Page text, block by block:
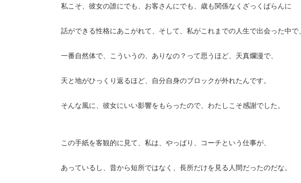
私こそ、彼女の誰にでも、お客さんにでも、歳も関係なくざっくばらんに
話ができる性格にあこがれて、そして、私がこれまでの人生で出会った中で、
一番自然体で、こういうの、ありなの？って思うほど、天真爛漫で、
天と地がひっくり返るほど、自分自身のブロックが外れたんです。
そんな風に、彼女にいい影響をもらったので、わたしこそ感謝でした。
この手紙を客観的に見て、私は、やっぱり、コーチという仕事が、
あっているし、昔から短所ではなく、長所だけを見る人間だったのだな。